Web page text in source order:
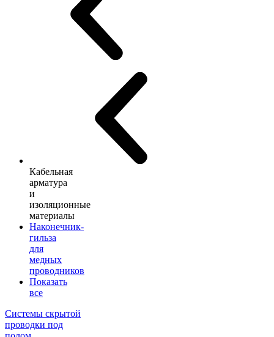
Кабельная
арматура
и
изоляционные
материалы
Наконечник-
гильза
для
медных
проводников
Показать
все
Системы скрытой
проводки под